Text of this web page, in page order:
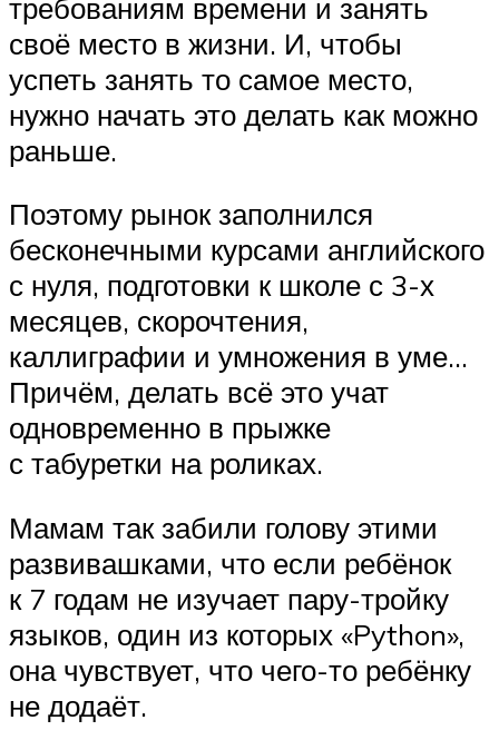
требованиям времени и занять
своё место в жизни. И, чтобы
успеть занять то самое место,
нужно начать это делать как можно
раньше.
Поэтому рынок заполнился
бесконечными курсами английского
с нуля, подготовки к школе с 3-х
месяцев, скорочтения,
каллиграфии и умножения в уме…
Причём, делать всё это учат
одновременно в прыжке
с табуретки на роликах.
Мамам так забили голову этими
развивашками, что если ребёнок
к 7 годам не изучает пару-тройку
языков, один из которых «Python»,
она чувствует, что чего-то ребёнку
не додаёт.